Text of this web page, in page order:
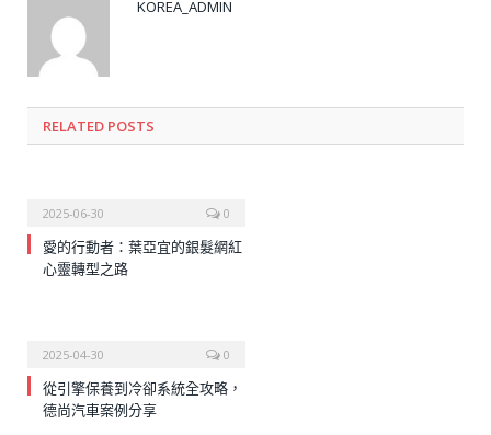
KOREA_ADMIN
RELATED POSTS
2025-06-30 0
愛的行動者：葉亞宜的銀髮網紅
心靈轉型之路
2025-04-30 0
從引擎保養到冷卻系統全攻略，
德尚汽車案例分享